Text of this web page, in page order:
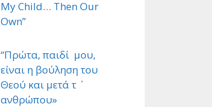
My Child… Then Our
Own”
“Πρώτα, παιδί μου,
είναι η βούληση του
Θεού και μετά τ ΄
ανθρώπου»